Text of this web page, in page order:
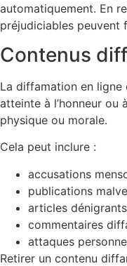
automatiquement. En
préjudiciables peuvent
Contenus
La diffamation en
atteinte à l’honneur ou
physique ou morale.
Cela peut inclure :
accusations
publications
articles
commentaires
attaques
Retirer un contenu